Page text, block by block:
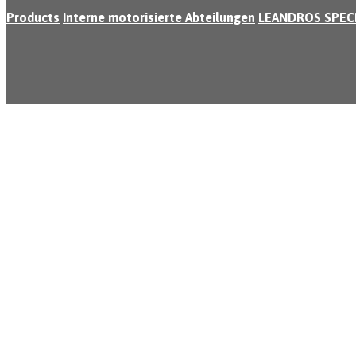
Products Interne motorisierte Abteilungen LEANDROS